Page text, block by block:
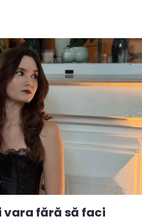
vara fără să faci